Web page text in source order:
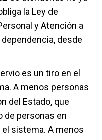
la Ley de
y Atención a
desde
es un tiro en el
A menos personas
del Estado, que
de personas en
sistema. A menos